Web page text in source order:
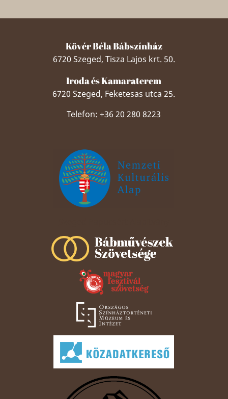
Kövér Béla Bábszínház
6720 Szeged, Tisza Lajos krt. 50.
Iroda és Kamaraterem
6720 Szeged, Feketesas utca 25.
Telefon: +36 20 280 8223